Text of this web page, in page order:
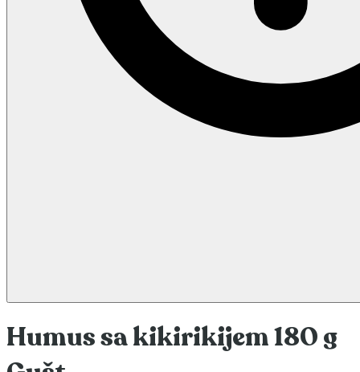
Humus sa kikirikijem 180 g